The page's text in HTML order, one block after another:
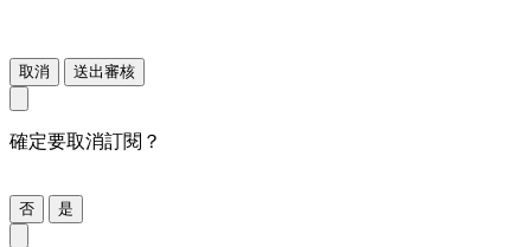
取消 送出審核
確定要取消訂閱？
否 是